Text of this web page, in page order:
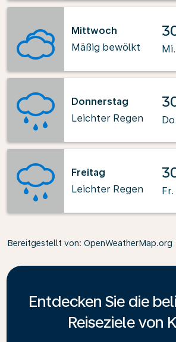
Mittwoch
Mäßig bewölkt
Donnerstag
Leichter Regen
Freitag
Leichter Regen
Bereitgestellt von: OpenWeatherMap.org
Entdecken Sie die
Reiseziele von